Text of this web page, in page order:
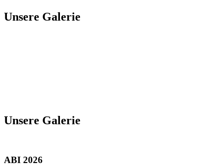
Unsere Galerie
Unsere Galerie
ABI 2026